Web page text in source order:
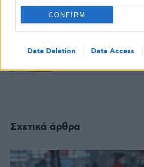
CONFIRM
Data Deletion Data Access
4 ΑΥΓΟΎΣΤΟΥ, 2026
των γλυκαντικών
Σχετικά άρθρα